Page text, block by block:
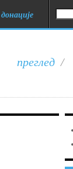
донације
преглед /